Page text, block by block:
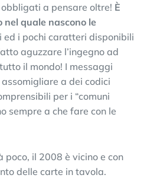
a pensare oltre! È
nel quale nascono le
ed i pochi caratteri disponibili
aguzzare l’ingegno ad
il mondo! I messaggi
a dei codici
per i “comuni
sempre a che fare con le
poco, il 2008 è vicino e con
delle carte in tavola.